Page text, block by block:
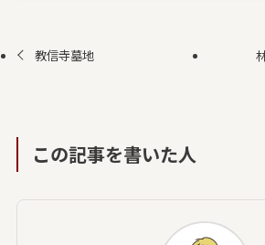
教信寺墓地
この記事を書いた人